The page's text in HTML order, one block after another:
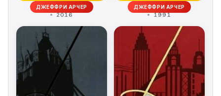
ДЖЕФФРИ АРЧЕР
2016
ДЖЕФФРИ АРЧЕР
1991